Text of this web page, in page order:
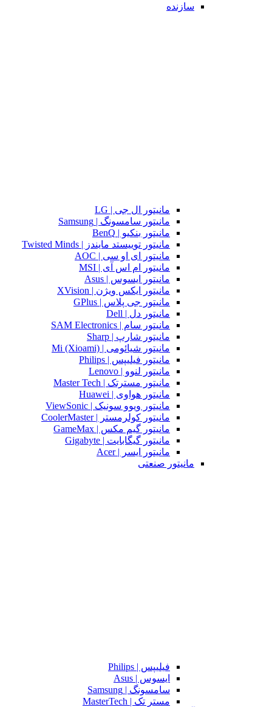
سازنده
مانیتور ال جی | LG
مانیتور سامسونگ | Samsung
مانیتور بنکیو | BenQ
مانیتور توییستد مایندز | Twisted Minds
مانیتور ای او سی | AOC
مانیتور ام اس آی | MSI
مانیتور ایسوس | Asus
مانیتور ایکس ویژن | XVision
مانیتور جی پلاس | GPlus
مانیتور دل | Dell
مانیتور سام | SAM Electronics
مانیتور شارپ | Sharp
مانیتور شیائومی | Mi (Xioami)
مانیتور فیلیپس | Philips
مانیتور لنوو | Lenovo
مانیتور مسترتک | Master Tech
مانیتور هواوی | Huawei
مانیتور ویوو سونیک | ViewSonic
مانیتور کولرمستر | CoolerMaster
مانیتور گیم مکس | GameMax
مانیتور گیگابایت | Gigabyte
مانیتور ایسر | Acer
مانیتور صنعتی
فیلیپس | Philips
ایسوس | Asus
سامسونگ | Samsung
مستر تک | MasterTech